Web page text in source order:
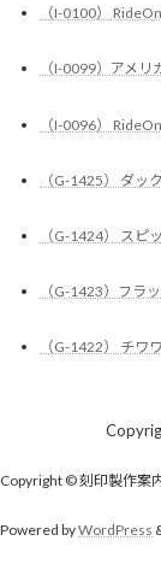
（I-0100）
（I-0099）アメ
（I-0096）
（G-1425） ダ
（G-1424） スピ
（G-1423）フラ
（G-1422） チ
Copyright © 刻印製作案
Powered byWordPress